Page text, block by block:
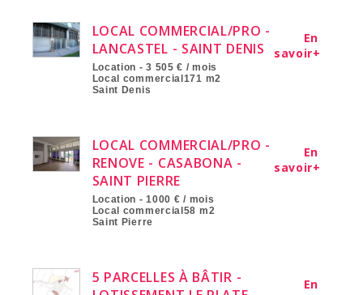
LOCAL COMMERCIAL/PRO -
LANCASTEL - SAINT DENIS
Location - 3 505 € / mois
Local commercial171 m2
Saint Denis
En
savoir+
LOCAL COMMERCIAL/PRO -
RENOVE - CASABONA -
SAINT PIERRE
Location - 1000 € / mois
Local commercial58 m2
Saint Pierre
En
savoir+
5 PARCELLES À BÂTIR -
En